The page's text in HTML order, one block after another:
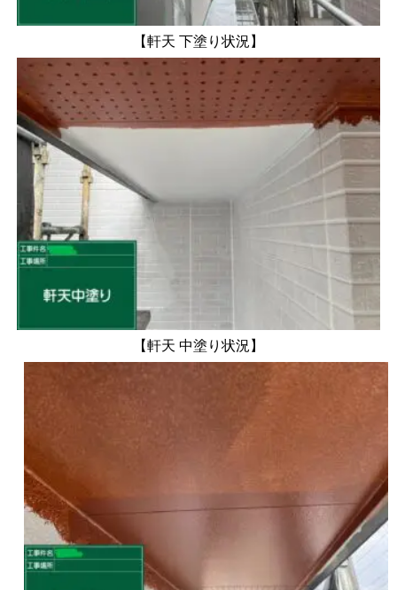
【軒天 下塗り状況】
【軒天 中塗り状況】